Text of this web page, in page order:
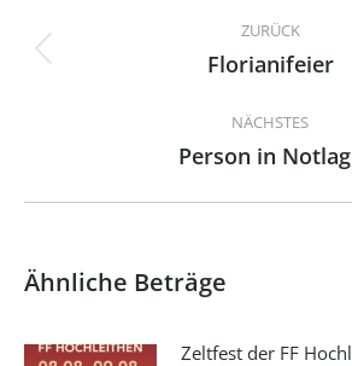
Kommentarnavigation
ZURÜCK
Vorheriger
Florianifeier
NÄCHSTES
Nächster
Person in
Ähnliche Beträge
Zeltfest der FF